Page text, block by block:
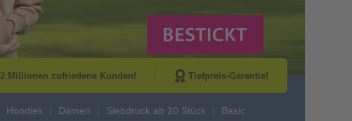
2 Millionen zufriedene Kunden! Tiefpreis-Garantie!
Hoodies Damen Siebdruck ab 20 Stück Basic